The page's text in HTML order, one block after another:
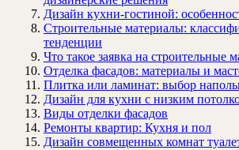
Дизайн кухни-гостиной:
Строительные материалы:
тенденции
Что такое заявка на строительные
Отделка фасадов: материалы и
Плитка или ламинат: выбор
Дизайн для кухни с низким
Виды отделки фасадов
Ремонты квартир: Кухня и пол
Дизайн совмещенных комнат